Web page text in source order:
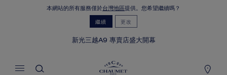
本網站的所有服務僅於台灣地區提供。您希望繼續嗎？
繼續 更改
新光三越A9 專賣店盛大開幕
Shop now